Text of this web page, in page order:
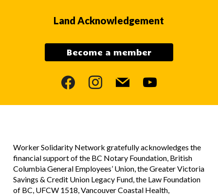
Land Acknowledgement
Become a member
facebookinstagram
mail youtube
Worker Solidarity Network gratefully acknowledges the
financial support of the BC Notary Foundation, British
Columbia General Employees’ Union, the Greater Victoria
Savings & Credit Union Legacy Fund, the Law Foundation
of BC, UFCW 1518, Vancouver Coastal Health,